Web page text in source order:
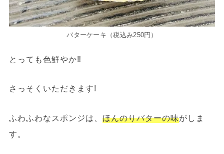
バターケーキ（税込み250円）
とっても色鮮やか‼
さっそくいただきます!
ふわふわなスポンジは、 ほんのりバターの味がしま
す。